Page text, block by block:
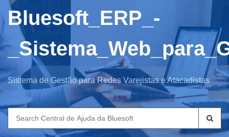
Bluesoft_ERP_-
Sistema de Gestão para Redes Varejistas e Atacadistas
Search
for: